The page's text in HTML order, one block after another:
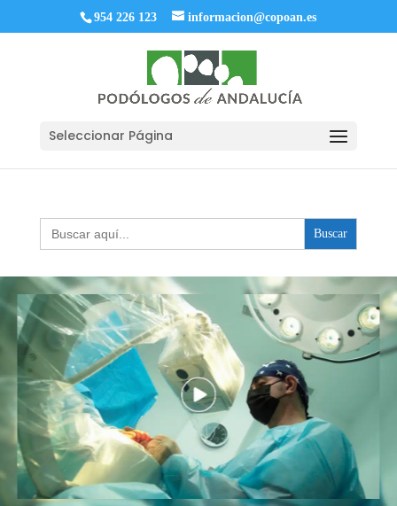
954 226 123 informacion@copoan.es
Seleccionar Página
Buscar: